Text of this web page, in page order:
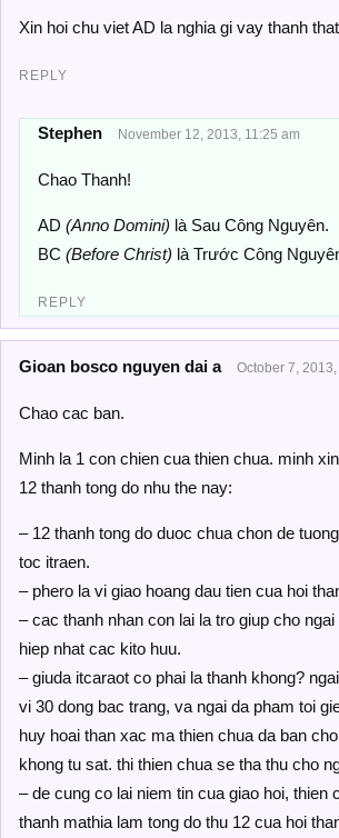
Xin hoi chu viet AD la nghia gi vay thanh
REPLY
Stephen November 12, 2013, 11:25 am
Chao Thanh!
AD (Anno Domini) là Sau Công Nguyên.
BC (Before Christ) là Trước Công
REPLY
Gioan bosco nguyen dai a October 7,
Chao cac ban.
Minh la 1 con chien cua thien chua. minh
12 thanh tong do nhu the nay:
– 12 thanh tong do duoc chua chon de
toc itraen.
– phero la vi giao hoang dau tien cua hoi
– cac thanh nhan con lai la tro giup cho
hiep nhat cac kito huu.
– giuda itcaraot co phai la thanh khong?
vi 30 dong bac trang, va ngai da pham toi
huy hoai than xac ma thien chua da ban
khong tu sat. thi thien chua se tha thu cho
– de cung co lai niem tin cua giao hoi, thien
thanh mathia lam tong do thu 12 cua hoi